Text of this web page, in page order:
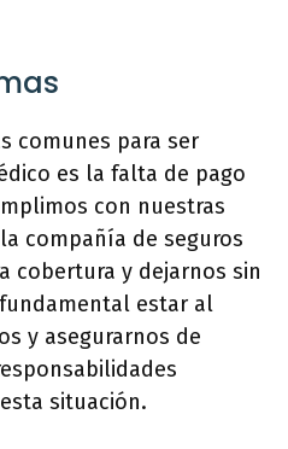
comunes para ser
es la falta de pago
con nuestras
compañía de seguros
cobertura y dejarnos sin
estar al
y asegurarnos de
situación.